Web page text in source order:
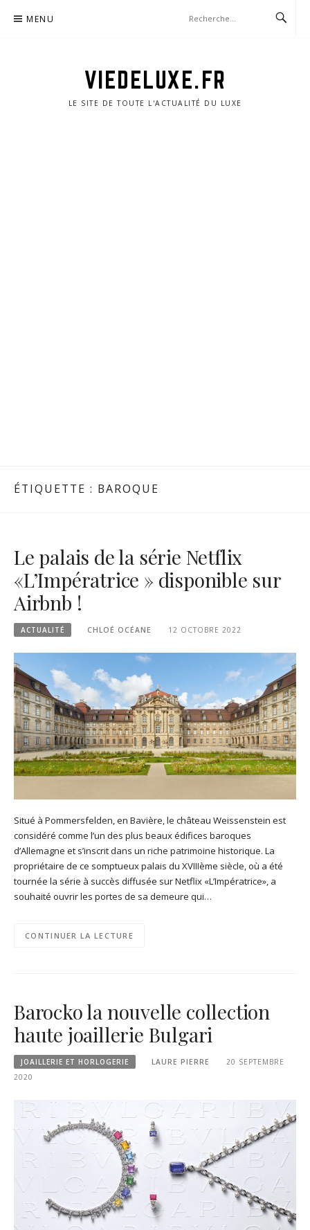
MENU
VIEDELUXE.FR
LE SITE DE TOUTE L'ACTUALITÉ DU LUXE
ÉTIQUETTE : BAROQUE
Le palais de la série Netflix
«L’Impératrice » disponible sur
Airbnb !
ACTUALITÉ CHLOÉ OCÉANE 12 OCTOBRE 2022
Situé à Pommersfelden, en Bavière, le château Weissenstein est
considéré comme l’un des plus beaux édifices baroques
d’Allemagne et s’inscrit dans un riche patrimoine historique. La
propriétaire de ce somptueux palais du XVIIIème siècle, où a été
tournée la série à succès diffusée sur Netflix «L’Impératrice», a
souhaité ouvrir les portes de sa demeure qui…
CONTINUER LA LECTURE
Barocko la nouvelle collection
haute joaillerie Bulgari
JOAILLERIE ET HORLOGERIE LAURE PIERRE
20 SEPTEMBRE
2020